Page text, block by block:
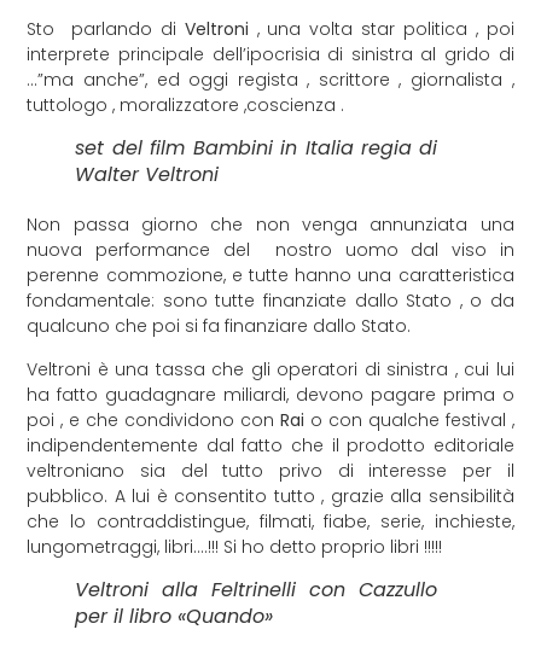
Sto parlando di Veltroni , una volta star politica , poi
interprete principale dell’ipocrisia di sinistra al grido di
…”ma anche”, ed oggi regista , scrittore , giornalista ,
tuttologo , moralizzatore ,coscienza .
set del film Bambini in Italia regia di
Walter Veltroni
Non passa giorno che non venga annunziata una
nuova performance del nostro uomo dal viso in
perenne commozione, e tutte hanno una caratteristica
fondamentale: sono tutte finanziate dallo Stato , o da
qualcuno che poi si fa finanziare dallo Stato.
Veltroni è una tassa che gli operatori di sinistra , cui lui
ha fatto guadagnare miliardi, devono pagare prima o
poi , e che condividono con Rai o con qualche festival ,
indipendentemente dal fatto che il prodotto editoriale
veltroniano sia del tutto privo di interesse per il
pubblico. A lui è consentito tutto , grazie alla sensibilità
che lo contraddistingue, filmati, fiabe, serie, inchieste,
lungometraggi, libri….!!! Si ho detto proprio libri !!!!!
Veltroni alla Feltrinelli con Cazzullo
per il libro «Quando»